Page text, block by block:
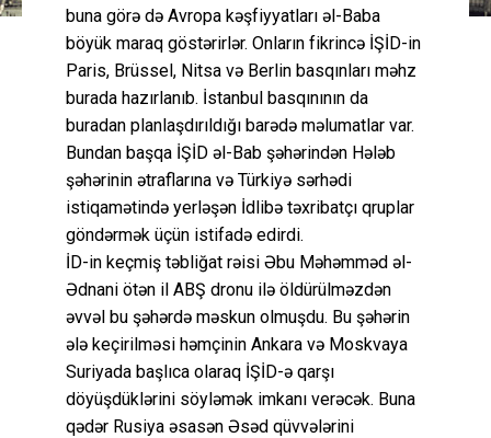
buna görə də Avropa kəşfiyyatları əl-Baba
böyük maraq göstərirlər. Onların fikrincə İŞİD-in
Paris, Brüssel, Nitsa və Berlin basqınları məhz
burada hazırlanıb. İstanbul basqınının da
buradan planlaşdırıldığı barədə məlumatlar var.
Bundan başqa İŞİD əl-Bab şəhərindən Hələb
şəhərinin ətraflarına və Türkiyə sərhədi
istiqamətində yerləşən İdlibə təxribatçı qruplar
göndərmək üçün istifadə edirdi.
İD-in keçmiş təbliğat rəisi Əbu Məhəmməd əl-
Ədnani ötən il ABŞ dronu ilə öldürülməzdən
əvvəl bu şəhərdə məskun olmuşdu. Bu şəhərin
ələ keçirilməsi həmçinin Ankara və Moskvaya
Suriyada başlıca olaraq İŞİD-ə qarşı
döyüşdüklərini söyləmək imkanı verəcək. Buna
qədər Rusiya əsasən Əsəd qüvvələrini